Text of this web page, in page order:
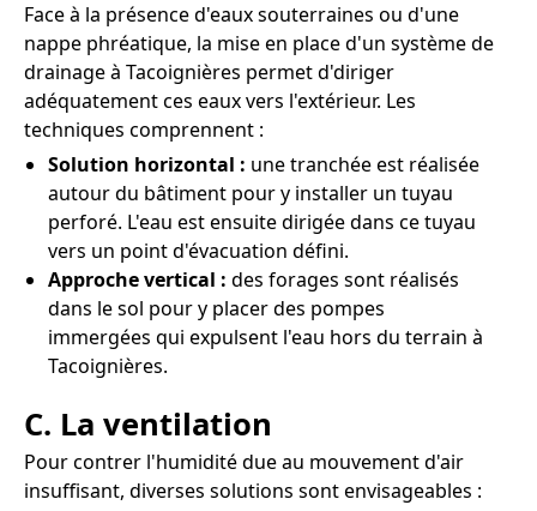
Face à la présence d'eaux souterraines ou d'une
nappe phréatique, la mise en place d'un système de
drainage à Tacoignières permet d'diriger
adéquatement ces eaux vers l'extérieur. Les
techniques comprennent :
Solution horizontal : une tranchée est réalisée
autour du bâtiment pour y installer un tuyau
perforé. L'eau est ensuite dirigée dans ce tuyau
vers un point d'évacuation défini.
Approche vertical : des forages sont réalisés
dans le sol pour y placer des pompes
immergées qui expulsent l'eau hors du terrain à
Tacoignières.
C. La ventilation
Pour contrer l'humidité due au mouvement d'air
insuffisant, diverses solutions sont envisageables :